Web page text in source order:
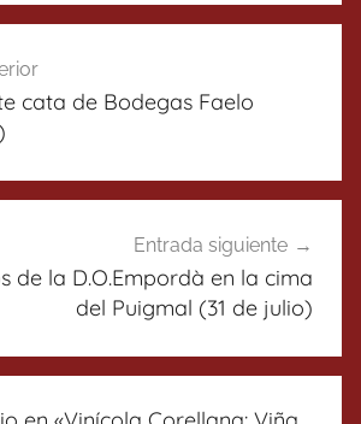
cata de Bodegas Faelo
Entrada siguiente
de la D.O.Empordà en la cima
del Puigmal (31 de julio)